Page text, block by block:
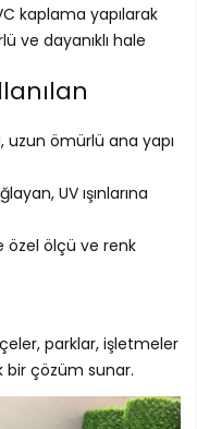
kaplama yapılarak
ve dayanıklı hale
uzun ömürlü ana yapı
UV ışınlarına
ölçü ve renk
parklar, işletmeler
çözüm sunar.